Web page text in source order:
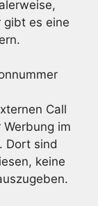
gibt es eine
Call
im
Dort sind
keine